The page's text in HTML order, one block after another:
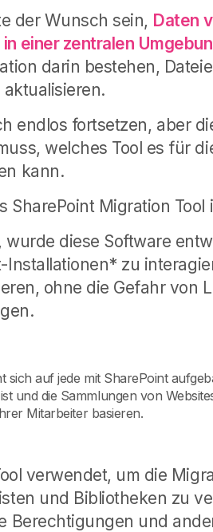
der Wunsch sein, Daten
einer zentralen
darin bestehen,
endlos fortsetzen, aber
welches Tool es für
kann.
SharePoint Migration Tool
diese Software
Installationen* zu
ohne die Gefahr von
auf jede mit SharePoint
und die Sammlungen von
Mitarbeiter basieren.
verwendet, um die
und Bibliotheken zu
Berechtigungen und